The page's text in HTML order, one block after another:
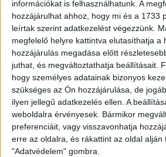
információkat is felhasználhatunk. A
hozzájárulhat ahhoz, hogy mi és a 1733
leírtak szerint adatkezelést végezzünk.
megfelelő helyre kattintva elutasíthatja a
hozzájárulás megadása előtt
juthat, és megváltoztathatja beállításait.
hogy személyes adatainak bizonyos
szükséges az Ön hozzájárulása, de
ilyen jellegű adatkezelés ellen. A
weboldalra érvényesek. Bármikor
preferenciáit, vagy visszavonhatja
erre az oldalra, és rákattint az oldal alján
"Adatvédelem" gombra.